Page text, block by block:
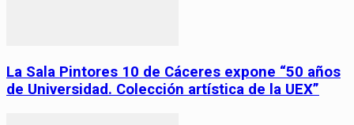
La Sala Pintores 10 de Cáceres expone “50 años
de Universidad. Colección artística de la UEX”